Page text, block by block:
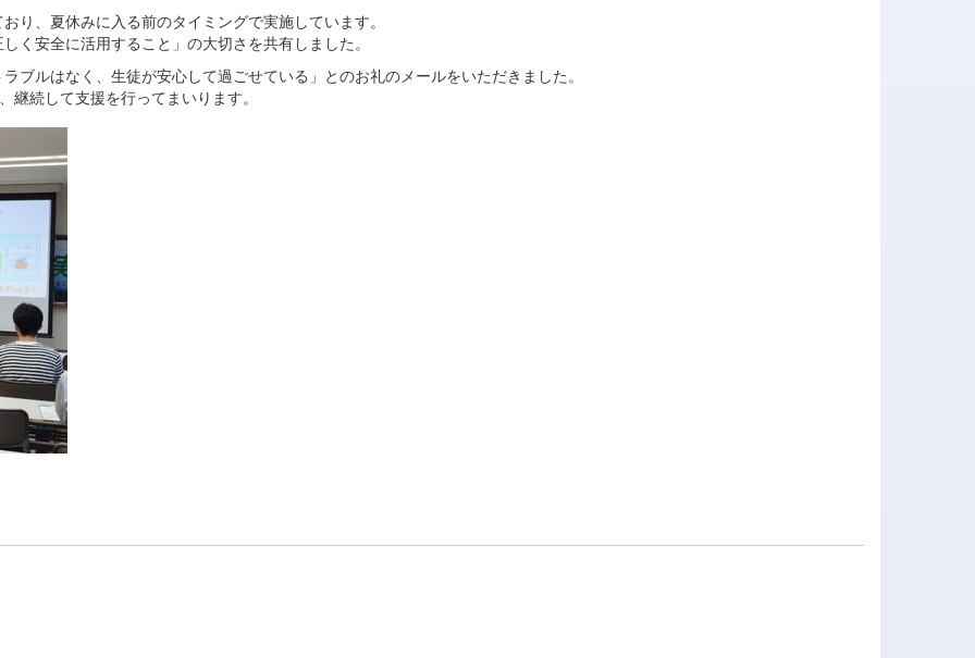
り、夏休みに入る前のタイミングで実施しています。
く安全に活用すること」の大切さを共有しました。
ブルはなく、生徒が安心して過ごせている」とのお礼のメールをいただきました。
続して支援を行ってまいります。